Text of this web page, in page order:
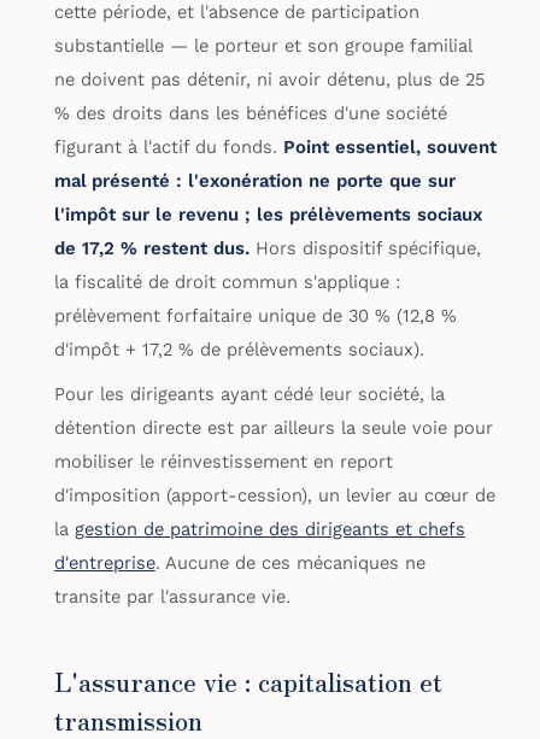
cette période, et l'absence de participation
substantielle — le porteur et son groupe familial
ne doivent pas détenir, ni avoir détenu, plus de 25
% des droits dans les bénéfices d'une société
figurant à l'actif du fonds. Point essentiel, souvent
mal présenté : l'exonération ne porte que sur
l'impôt sur le revenu ; les prélèvements sociaux
de 17,2 % restent dus.Hors dispositif spécifique,
la fiscalité de droit commun s'applique :
prélèvement forfaitaire unique de 30 % (12,8 %
d'impôt + 17,2 % de prélèvements sociaux).
Pour les dirigeants ayant cédé leur société, la
détention directe est par ailleurs la seule voie pour
mobiliser le réinvestissement en report
d'imposition (apport-cession), un levier au cœur de
la gestion de patrimoine des dirigeants et chefs
d'entreprise. Aucune de ces mécaniques ne
transite par l'assurance vie.
L'assurance vie : capitalisation et
transmission